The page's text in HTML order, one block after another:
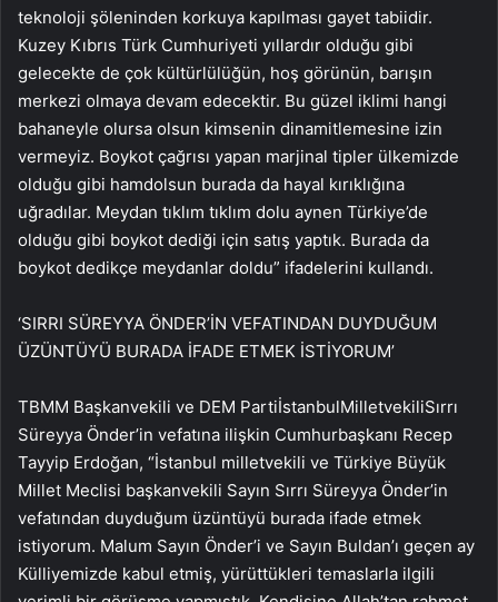
teknoloji şöleninden korkuya kapılması gayet tabiidir.
Kuzey Kıbrıs Türk Cumhuriyeti yıllardır olduğu gibi
gelecekte de çok kültürlülüğün, hoş görünün, barışın
merkezi olmaya devam edecektir. Bu güzel iklimi hangi
bahaneyle olursa olsun kimsenin dinamitlemesine izin
vermeyiz. Boykot çağrısı yapan marjinal tipler ülkemizde
olduğu gibi hamdolsun burada da hayal kırıklığına
uğradılar. Meydan tıklım tıklım dolu aynen Türkiye’de
olduğu gibi boykot dediği için satış yaptık. Burada da
boykot dedikçe meydanlar doldu” ifadelerini kullandı.
‘SIRRI SÜREYYA ÖNDER’İN VEFATINDAN DUYDUĞUM
ÜZÜNTÜYÜ BURADA İFADE ETMEK İSTİYORUM’
TBMM Başkanvekili ve DEM PartiİstanbulMilletvekiliSırrı
Süreyya Önder’in vefatına ilişkin Cumhurbaşkanı Recep
Tayyip Erdoğan, “İstanbul milletvekili ve Türkiye Büyük
Millet Meclisi başkanvekili Sayın Sırrı Süreyya Önder’in
vefatından duyduğum üzüntüyü burada ifade etmek
istiyorum. Malum Sayın Önder’i ve Sayın Buldan’ı geçen ay
Külliyemizde kabul etmiş, yürüttükleri temaslarla ilgili